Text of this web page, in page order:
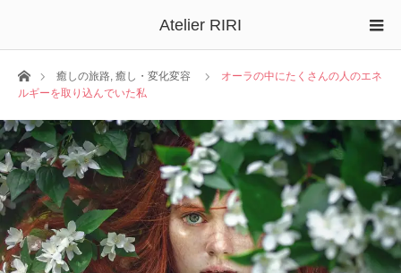
Atelier RIRI
ホーム癒しの旅路, 癒し・変化変容
オーラの中にたくさんの人のエネ
ルギーを取り込んでいた私